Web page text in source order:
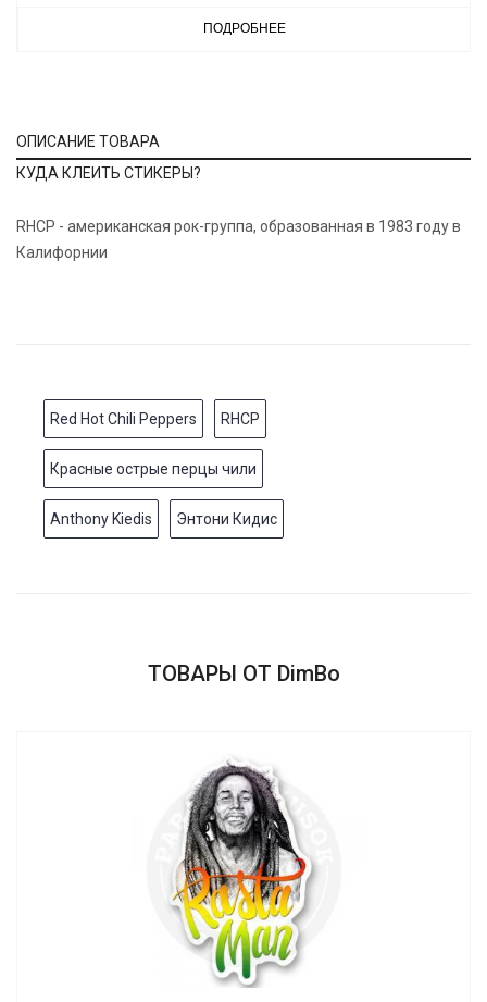
ПОДРОБНЕЕ
ОПИСАНИЕ ТОВАРА
КУДА КЛЕИТЬ СТИКЕРЫ?
RHCP - американская рок-группа, образованная в 1983 году в
Калифорнии
Red Hot Chili Peppers RHCP
Красные острые перцы чили
Anthony Kiedis Энтони Кидис
ТОВАРЫ ОТ DimBo